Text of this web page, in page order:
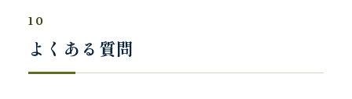
10
よくある質問